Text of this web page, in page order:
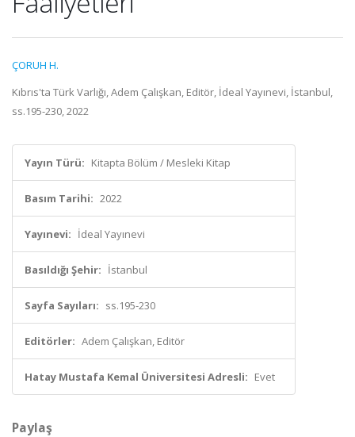
ÇORUH H.
Kıbrıs'ta Türk Varlığı, Adem Çalışkan, Editör, İdeal Yayınevi, İstanbul,
ss.195-230, 2022
Yayın Türü: Kitapta Bölüm / Mesleki Kitap
Basım Tarihi: 2022
Yayınevi: İdeal Yayınevi
Basıldığı Şehir: İstanbul
Sayfa Sayıları: ss.195-230
Editörler: Adem Çalışkan, Editör
Hatay Mustafa Kemal Üniversitesi Adresli: Evet
Paylaş